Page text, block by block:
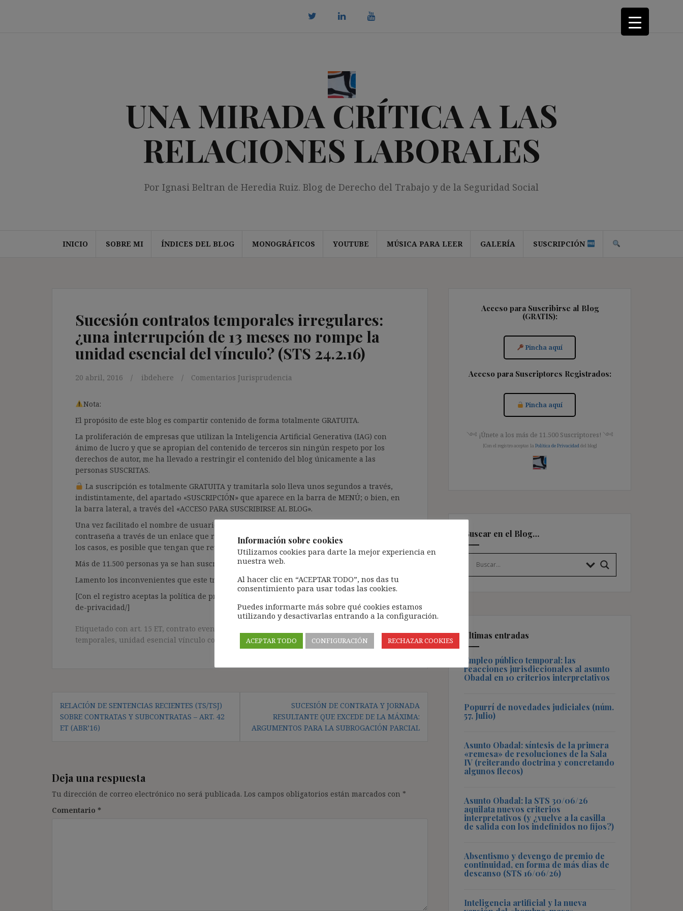
UNA MIRADA CRÍTICA A LAS
RELACIONES LABORALES
Por Ignasi Beltran de Heredia Ruiz. Blog de Derecho del Trabajo y de la Seguridad Social
INICIO SOBRE MI ÍNDICES DEL BLOG MONOGRÁFICOS YOUTUBE MÚSICA PARA LEER GALERÍA SUSCRIPCIÓN
Sucesión contratos temporales irregulares:
¿una interrupción de 13 meses no rompe la
unidad esencial del vínculo? (STS 24.2.16)
20 abril, 2016 ibdehere Comentarios Jurisprudencia
Nota:
El propósito de este blog es compartir contenido de forma totalmente GRATUITA.
La proliferación de empresas que utilizan la Inteligencia Artificial Generativa (IAG) con
ánimo de lucro y que se apropian del contenido de terceros sin ningún respeto por los
derechos de autor, me ha llevado a restringir el contenido del blog únicamente a las
personas SUSCRITAS.
La suscripción es totalmente GRATUITA y tramitarla solo lleva unos segundos a través,
indistintamente, del apartado «SUSCRIPCIÓN» que aparece en la barra de MENÚ; o bien, en
la barra lateral, a través del «ACCESO PARA SUSCRIBIRSE AL BLOG».
Una vez facilitado el nombre de usuario y el correo electrónico, deberán verificar la
contraseña a través de un enlace que recibirán en el correo electrónico registrado (según
los casos, es posible que tengan que revisar la bandeja de «Spam»).
Más de 11.500 personas ya se han suscrito.
Lamento los inconvenientes que este trámite pueda causar.
[Con el registro aceptas la política de privacidad del blog: https://ignasibeltran.com/politica-
de-privacidad/]
Etiquetado con art. 15 ET, contrato eventual
temporales, unidad esencial vínculo contractual
Navegación
de
entradas
RELACIÓN DE SENTENCIAS RECIENTES (TS/TSJ)
SOBRE CONTRATAS Y SUBCONTRATAS – ART. 42
ET (ABR’16)
SUCESIÓN DE CONTRATA Y JORNADA
RESULTANTE QUE EXCEDE DE LA MÁXIMA:
ARGUMENTOS PARA LA SUBROGACIÓN PARCIAL
Deja una respuesta
Tu dirección de correo electrónico no será publicada. Los campos obligatorios están marcados con *
Comentario *
Acceso para Suscribirse al Blog
(GRATIS):
Pincha aquí
Acceso para Suscriptores Registrados:
Pincha aquí
༺ ¡Únete a los más de 11.500 Suscriptores! ༺
[Con el registro aceptas la Política de Privacidad del blog]
Buscar en el Blog…
Últimas entradas
Empleo público temporal: las
reacciones jurisdiccionales al asunto
Obadal en 10 criterios interpretativos
Popurrí de novedades judiciales (núm.
57, Julio)
Asunto Obadal: síntesis de la primera
«remesa» de resoluciones de la Sala
IV (reiterando doctrina y concretando
algunos flecos)
Asunto Obadal: la STS 30/06/26
aquilata nuevos criterios
interpretativos (y ¿vuelve a la casilla
de salida con los indefinidos no fijos?)
Absentismo y devengo de premio de
continuidad, en forma de más días de
descanso (STS 16/06/26)
Inteligencia artificial y la nueva
Información sobre cookies
Utilizamos cookies para darte la mejor experiencia en
nuestra web.
Al hacer clic en “ACEPTAR TODO”, nos das tu
consentimiento para usar todas las cookies.
Puedes informarte más sobre qué cookies estamos
utilizando y desactivarlas entrando a la configuración.
ACEPTAR TODO CONFIGURACIÓN RECHAZAR COOKIES